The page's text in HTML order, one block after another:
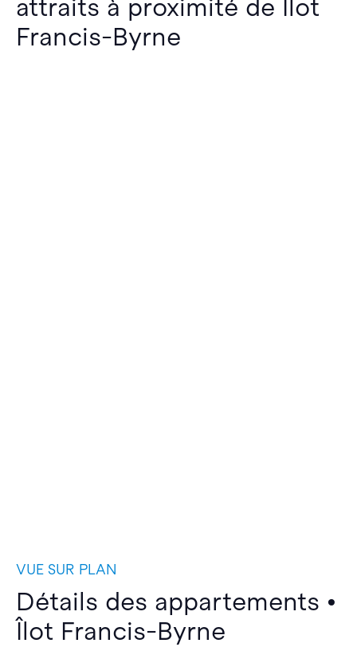
attraits à proximité de Îlot
Francis-Byrne
VUE SUR PLAN
Détails des appartements •
Îlot Francis-Byrne